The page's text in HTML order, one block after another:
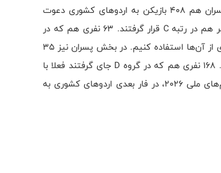
این تعداد ۲۱۶ بازیکن دختر به اردوهای انتخابی کشوری آمدند و در بخش پسران هم ۴۰۸ بازیکن به اردوهای کشوری دعوت
شدند. در بخش دختران ۱۵ نفر رتبه A را کسب کردند، ۵۵ نفر رتبه B و ۸۳ نفر هم در رتبه C قرار گرفتند. ۶۳ نفری هم که در
رنک D جای گرفتند فعلا نمی‌توانند با ما ادامه دهند، مگر اینکه در بازه‌های بعدی از آن‌ها استفاده کنیم. در بخش پسران نیز ۳۵
نفر رتبه A را کسب کردند، ۸۰ نفر رتبه B و ۱۲۵ نفر هم در رتبه C قرار گرفتند. ۱۶۸ نفری هم که در گروه D جای گرفتند فعلا با
آن‌ها ادامه نمی‌دهیم. نفرات سه رنک اول برای مشخص شدن بدنه اصلی تیم‌های ملی ۲۰۲۶، در فار بعدی اردوهای کشوری به